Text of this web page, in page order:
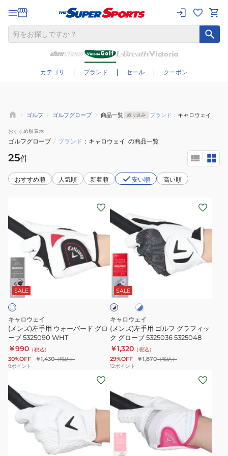
カテゴリ ブランド セール クーポン
さらに絞り込む
ゴルフ ゴルフグローブ 商品一覧 絞り込み ブランド： キャロウェイ
おすすめ順表示
ゴルフグローブ / ブランド キャロウェイ の商品一覧
25件
おすすめ順 人気順 新着順 安い順 高い順
ン
ズ)
用
ウ
ォ
ー
バ
ー
ド
グ
ロ
ブ
5325090
WHT
SALE
キャロウェイ
(メンズ)左手用 ウォーバード グロ
ーブ 5325090 WHT
￥990 （税込）
30%OFF ￥1,430（税込）
9ポイント
ン
ズ)
手
用
ゴ
ル
フ
グ
ラ
フ
ィ
ッ
ー
5325036
SALE
ホ
ブ
ラ
ッ
ク
ル
ー
キャロウェイ
(メンズ)左手用 ゴルフ グラフィッ
ク グローブ 5325036 5325048
￥1,320 （税込）
29%OFF ￥1,870（税込）
12ポイント
ン
ズ、
左
手
ホ